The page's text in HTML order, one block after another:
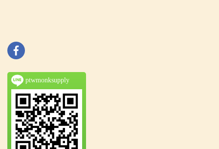
ptwmonksupply